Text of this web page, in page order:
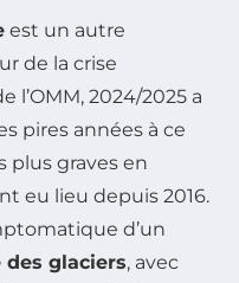
est un autre
de la crise
l’OMM, 2024/2025 a
pires années à ce
plus graves en
eu lieu depuis 2016.
d’un
des glaciers, avec